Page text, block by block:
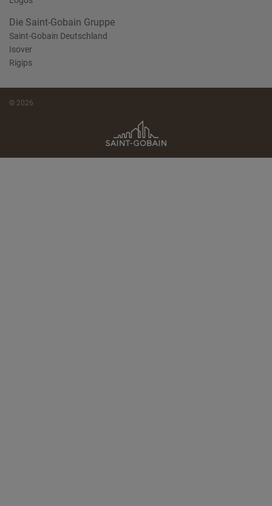
Die Saint-Gobain Gruppe
Saint-Gobain Deutschland
Isover
Rigips
© 2026